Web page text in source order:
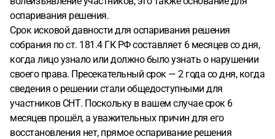
оспаривания решения.
Срок исковой давности для оспаривания решения
собрания по ст. 181.4 ГК РФ составляет 6 месяцев со дня,
когда лицо узнало или должно было узнать о нарушении
своего права. Пресекательный срок — 2 года со дня, когда
сведения о решении стали общедоступными для
участников СНТ. Поскольку в вашем случае срок 6
месяцев прошёл, а уважительных причин для его
восстановления нет, прямое оспаривание решения